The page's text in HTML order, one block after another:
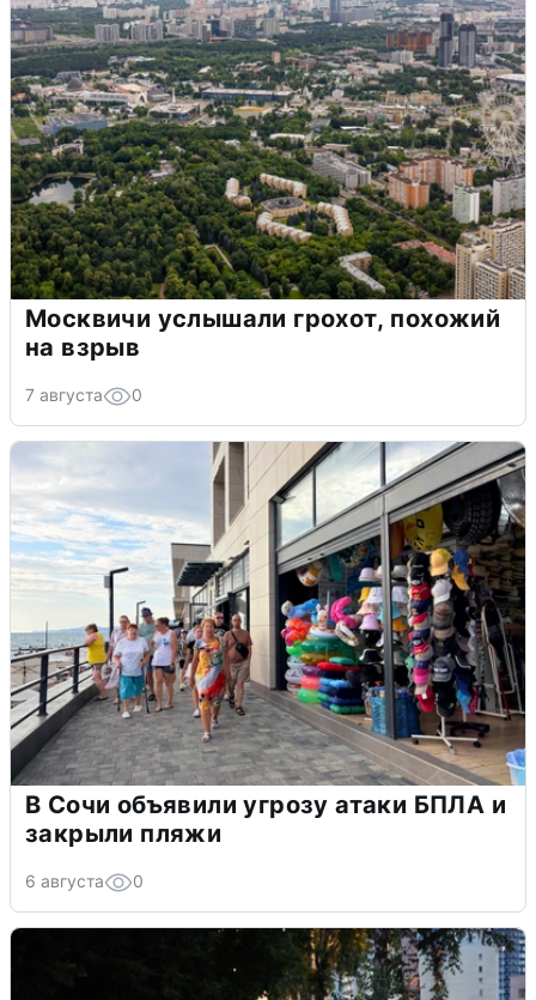
Москвичи услышали грохот, похожий
на взрыв
7 августа 0
В Сочи объявили угрозу атаки БПЛА и
закрыли пляжи
6 августа 0